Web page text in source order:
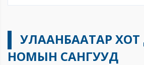
УЛААНБААТАР ХОТ
НОМЫН САНГУУД